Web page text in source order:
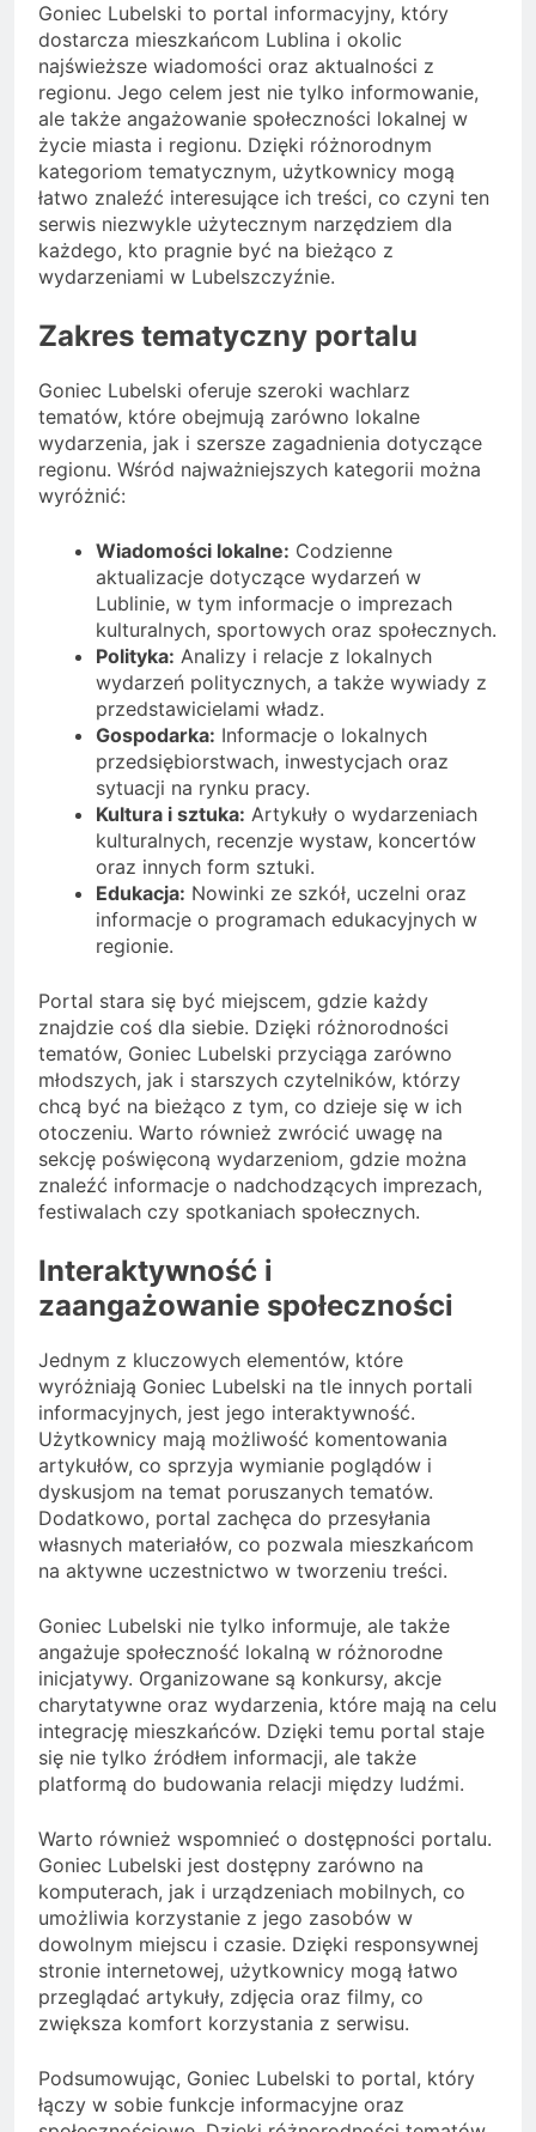
Goniec Lubelski to portal informacyjny, który
dostarcza mieszkańcom Lublina i okolic
najświeższe wiadomości oraz aktualności z
regionu. Jego celem jest nie tylko informowanie,
ale także angażowanie społeczności lokalnej w
życie miasta i regionu. Dzięki różnorodnym
kategoriom tematycznym, użytkownicy mogą
łatwo znaleźć interesujące ich treści, co czyni ten
serwis niezwykle użytecznym narzędziem dla
każdego, kto pragnie być na bieżąco z
wydarzeniami w Lubelszczyźnie.
Zakres tematyczny portalu
Goniec Lubelski oferuje szeroki wachlarz
tematów, które obejmują zarówno lokalne
wydarzenia, jak i szersze zagadnienia dotyczące
regionu. Wśród najważniejszych kategorii można
wyróżnić:
Wiadomości lokalne: Codzienne
aktualizacje dotyczące wydarzeń w
Lublinie, w tym informacje o imprezach
kulturalnych, sportowych oraz społecznych.
Polityka: Analizy i relacje z lokalnych
wydarzeń politycznych, a także wywiady z
przedstawicielami władz.
Gospodarka: Informacje o lokalnych
przedsiębiorstwach, inwestycjach oraz
sytuacji na rynku pracy.
Kultura i sztuka: Artykuły o wydarzeniach
kulturalnych, recenzje wystaw, koncertów
oraz innych form sztuki.
Edukacja: Nowinki ze szkół, uczelni oraz
informacje o programach edukacyjnych w
regionie.
Portal stara się być miejscem, gdzie każdy
znajdzie coś dla siebie. Dzięki różnorodności
tematów, Goniec Lubelski przyciąga zarówno
młodszych, jak i starszych czytelników, którzy
chcą być na bieżąco z tym, co dzieje się w ich
otoczeniu. Warto również zwrócić uwagę na
sekcję poświęconą wydarzeniom, gdzie można
znaleźć informacje o nadchodzących imprezach,
festiwalach czy spotkaniach społecznych.
Interaktywność i
zaangażowanie społeczności
Jednym z kluczowych elementów, które
wyróżniają Goniec Lubelski na tle innych portali
informacyjnych, jest jego interaktywność.
Użytkownicy mają możliwość komentowania
artykułów, co sprzyja wymianie poglądów i
dyskusjom na temat poruszanych tematów.
Dodatkowo, portal zachęca do przesyłania
własnych materiałów, co pozwala mieszkańcom
na aktywne uczestnictwo w tworzeniu treści.
Goniec Lubelski nie tylko informuje, ale także
angażuje społeczność lokalną w różnorodne
inicjatywy. Organizowane są konkursy, akcje
charytatywne oraz wydarzenia, które mają na celu
integrację mieszkańców. Dzięki temu portal staje
się nie tylko źródłem informacji, ale także
platformą do budowania relacji między ludźmi.
Warto również wspomnieć o dostępności portalu.
Goniec Lubelski jest dostępny zarówno na
komputerach, jak i urządzeniach mobilnych, co
umożliwia korzystanie z jego zasobów w
dowolnym miejscu i czasie. Dzięki responsywnej
stronie internetowej, użytkownicy mogą łatwo
przeglądać artykuły, zdjęcia oraz filmy, co
zwiększa komfort korzystania z serwisu.
Podsumowując, Goniec Lubelski to portal, który
łączy w sobie funkcje informacyjne oraz